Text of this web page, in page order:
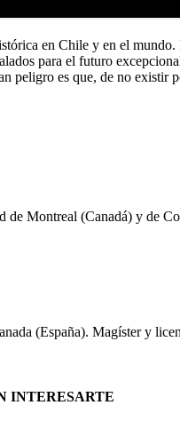
en Chile y en el
para el futuro
peligro es que, de no existir
de Montreal (Canadá) y de
(España). Magíster y
INTERESARTE